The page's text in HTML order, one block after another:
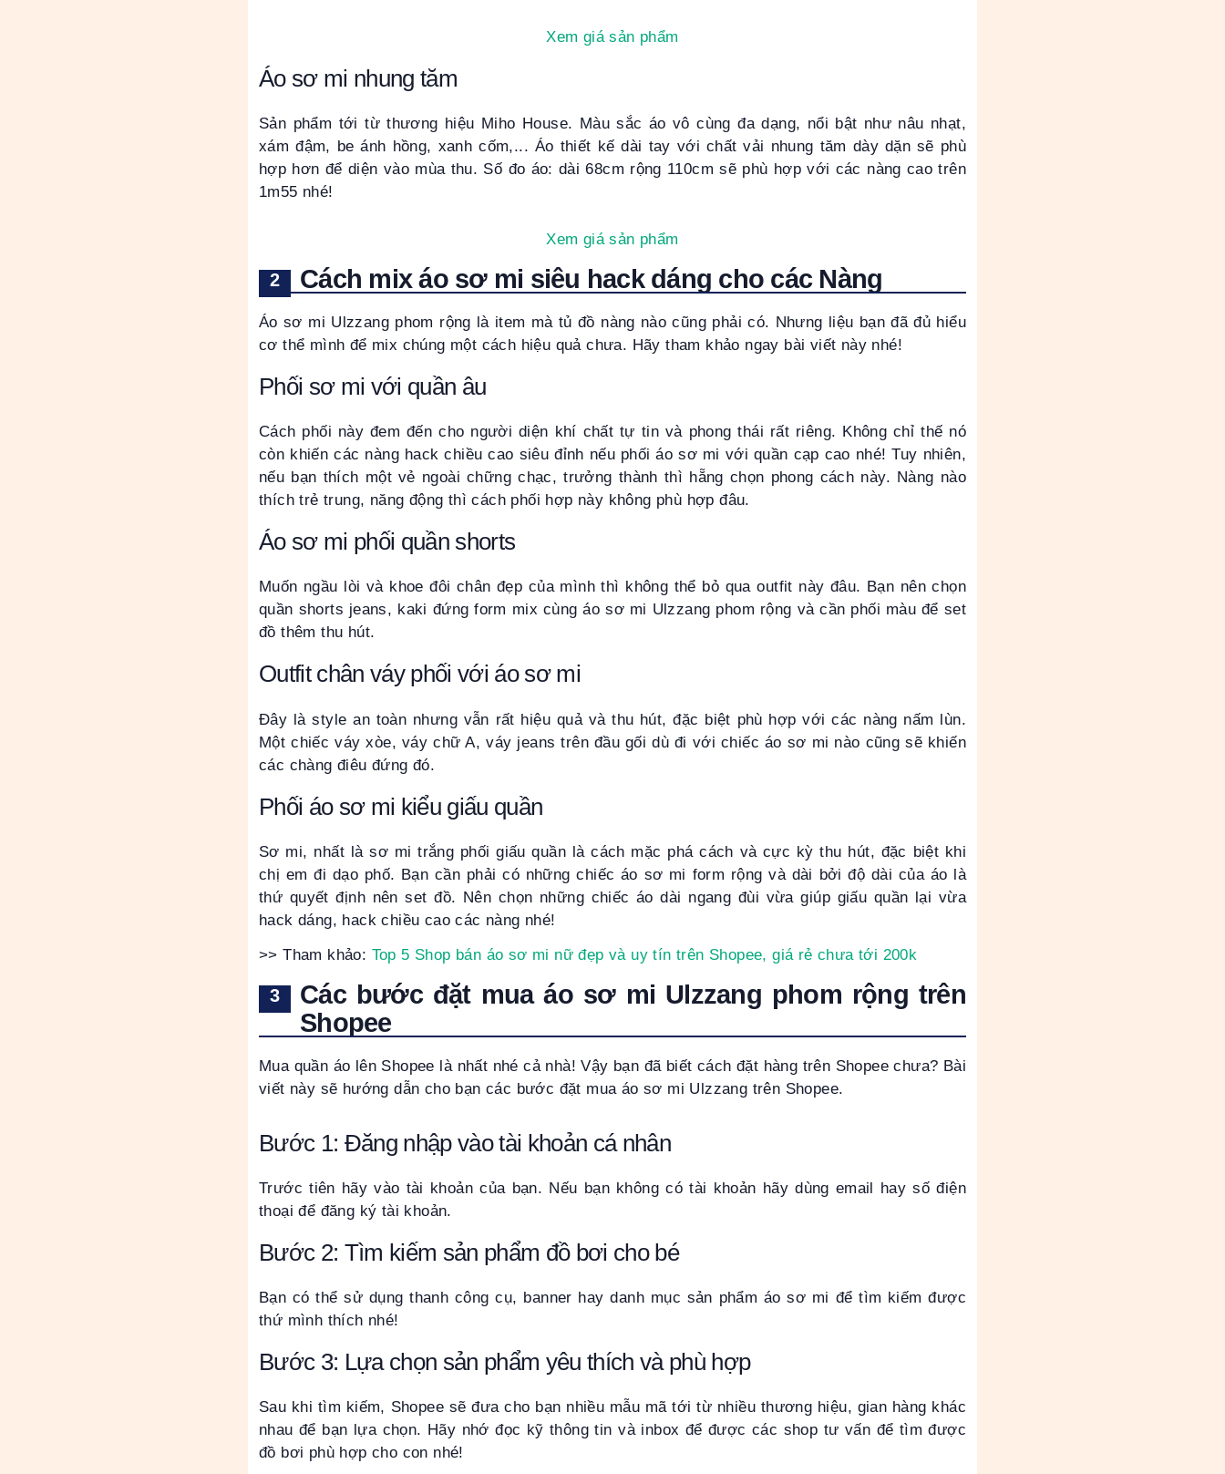
Xem giá sản phẩm
Áo sơ mi nhung tăm
Sản phẩm tới từ thương hiệu Miho House. Màu sắc áo vô cùng đa dạng, nổi bật như nâu nhạt,
xám đậm, be ánh hồng, xanh cốm,... Áo thiết kế dài tay với chất vải nhung tăm dày dặn sẽ phù
hợp hơn để diện vào mùa thu. Số đo áo: dài 68cm rộng 110cm sẽ phù hợp với các nàng cao trên
1m55 nhé!
Xem giá sản phẩm
Cách mix áo sơ mi siêu hack dáng cho các Nàng
Áo sơ mi Ulzzang phom rộng là item mà tủ đồ nàng nào cũng phải có. Nhưng liệu bạn đã đủ hiểu
cơ thể mình để mix chúng một cách hiệu quả chưa. Hãy tham khảo ngay bài viết này nhé!
Phối sơ mi với quần âu
Cách phối này đem đến cho người diện khí chất tự tin và phong thái rất riêng. Không chỉ thế nó
còn khiến các nàng hack chiều cao siêu đỉnh nếu phối áo sơ mi với quần cạp cao nhé! Tuy nhiên,
nếu bạn thích một vẻ ngoài chững chạc, trưởng thành thì hẵng chọn phong cách này. Nàng nào
thích trẻ trung, năng động thì cách phối hợp này không phù hợp đâu.
Áo sơ mi phối quần shorts
Muốn ngầu lòi và khoe đôi chân đẹp của mình thì không thể bỏ qua outfit này đâu. Bạn nên chọn
quần shorts jeans, kaki đứng form mix cùng áo sơ mi Ulzzang phom rộng và cần phối màu để set
đồ thêm thu hút.
Outfit chân váy phối với áo sơ mi
Đây là style an toàn nhưng vẫn rất hiệu quả và thu hút, đặc biệt phù hợp với các nàng nấm lùn.
Một chiếc váy xòe, váy chữ A, váy jeans trên đầu gối dù đi với chiếc áo sơ mi nào cũng sẽ khiến
các chàng điêu đứng đó.
Phối áo sơ mi kiểu giấu quần
Sơ mi, nhất là sơ mi trắng phối giấu quần là cách mặc phá cách và cực kỳ thu hút, đặc biệt khi
chị em đi dạo phố. Bạn cần phải có những chiếc áo sơ mi form rộng và dài bởi độ dài của áo là
thứ quyết định nên set đồ. Nên chọn những chiếc áo dài ngang đùi vừa giúp giấu quần lại vừa
hack dáng, hack chiều cao các nàng nhé!
>> Tham khảo: Top 5 Shop bán áo sơ mi nữ đẹp và uy tín trên Shopee, giá rẻ chưa tới 200k
Các bước đặt mua áo sơ mi Ulzzang phom rộng trên
Shopee
Mua quần áo lên Shopee là nhất nhé cả nhà! Vậy bạn đã biết cách đặt hàng trên Shopee chưa? Bài
viết này sẽ hướng dẫn cho bạn các bước đặt mua áo sơ mi Ulzzang trên Shopee.
Bước 1: Đăng nhập vào tài khoản cá nhân
Trước tiên hãy vào tài khoản của bạn. Nếu bạn không có tài khoản hãy dùng email hay số điện
thoại để đăng ký tài khoản.
Bước 2: Tìm kiếm sản phẩm đồ bơi cho bé
Bạn có thể sử dụng thanh công cụ, banner hay danh mục sản phẩm áo sơ mi để tìm kiếm được
thứ mình thích nhé!
Bước 3: Lựa chọn sản phẩm yêu thích và phù hợp
Sau khi tìm kiếm, Shopee sẽ đưa cho bạn nhiều mẫu mã tới từ nhiều thương hiệu, gian hàng khác
nhau để bạn lựa chọn. Hãy nhớ đọc kỹ thông tin và inbox để được các shop tư vấn để tìm được
đồ bơi phù hợp cho con nhé!